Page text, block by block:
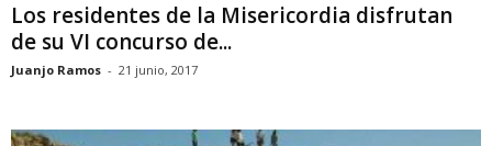
Los residentes de la Misericordia disfrutan
de su VI concurso de...
Juanjo Ramos - 21 junio, 2017